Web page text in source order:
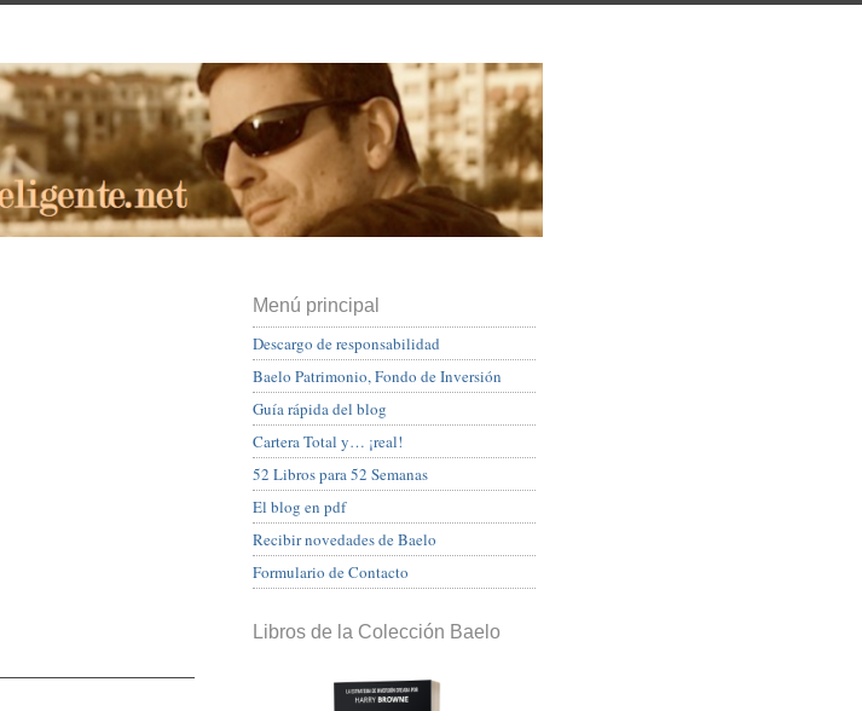
Menú principal
Descargo de responsabilidad
Baelo Patrimonio, Fondo de Inversión
Guía rápida del blog
Cartera Total y… ¡real!
52 Libros para 52 Semanas
El blog en pdf
Recibir novedades de Baelo
Formulario de Contacto
Libros de la Colección Baelo